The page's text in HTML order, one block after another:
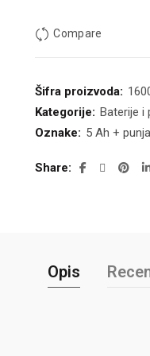
Compare
Šifra proizvoda:
Kategorije: Baterije i
Oznake: 5 Ah +
Share
Opis